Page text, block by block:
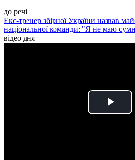
до речі
Екс-тренер збірної України назвав
національної команди: "Я не маю
відео дня
Play